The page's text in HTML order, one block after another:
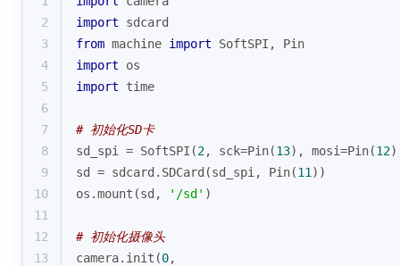
2
import sdcard
3
from machine import SoftSPI, Pin
4
import os
5
import time
6
7
# 初始化SD卡
8
sd_spi = SoftSPI(2, sck=Pin(13), mosi=Pin(12
9
sd = sdcard.SDCard(sd_spi, Pin(11 ))
10
os.mount(sd, '/sd' )
11
12
# 初始化摄像头
13
camera.init(0,